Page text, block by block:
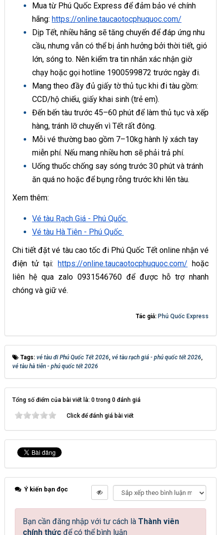
Mua từ Phú Quốc Express để đảm bảo vé chính
hãng: https://online.taucaotocphuquoc.com/
Dịp Tết, nhiều hãng sẽ tăng chuyến để đáp ứng nhu
cầu, nhưng vẫn có thể bị ảnh hưởng bởi thời tiết, gió
lớn, sóng to. Nên kiểm tra tin nhắn xác nhận giờ
chạy hoặc gọi hotline 1900599872 trước ngày đi.
Mang theo đầy đủ giấy tờ thủ tục khi đi tàu gồm:
CCD/hộ chiếu, giấy khai sinh (trẻ em).
Đến bến tàu trước 45–60 phút để làm thủ tục và xếp
hàng, tránh lỡ chuyến vì Tết rất đông.
Mỗi vé thường bao gồm 7–10kg hành lý xách tay
miễn phí. Nếu mang nhiều hơn sẽ phải trả phí.
Uống thuốc chống say sóng trước 30 phút và tránh
ăn quá no hoặc để bụng rỗng trước khi lên tàu.
Xem thêm:
Vé tàu Rạch Giá - Phú Quốc
Vé tàu Hà Tiên - Phú Quốc
Chi tiết đặt vé tàu cao tốc đi Phú Quốc Tết online nhận vé
điện tử tại:https://online.taucaotocphuquoc.com/ hoặc
liên hệ qua zalo 0931546760 để được hỗ trợ nhanh
chóng và giữ vé.
Tác giả:Phú Quốc Express
Tags: vé tàu đi Phú Quốc Tết 2026, vé tàu rạch giá - phú quốc tết 2026,
vé tàu hà tiên - phú quốc tết 2026
Tổng số điểm của bài viết là: 0 trong 0 đánh giá
Click để đánh giá bài viết
Ý kiến bạn đọc
Bạn cần đăng nhập với tư cách là Thành viên
chính thứcđể có thể bình luận